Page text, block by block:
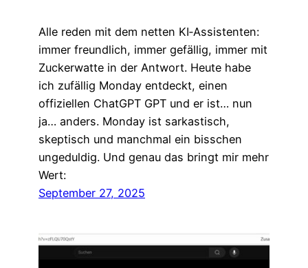
Alle reden mit dem netten KI‑Assistenten:
immer freundlich, immer gefällig, immer mit
Zuckerwatte in der Antwort. Heute habe
ich zufällig Monday entdeckt, einen
offiziellen ChatGPT GPT und er ist… nun
ja… anders. Monday ist sarkastisch,
skeptisch und manchmal ein bisschen
ungeduldig. Und genau das bringt mir mehr
Wert:
September 27, 2025